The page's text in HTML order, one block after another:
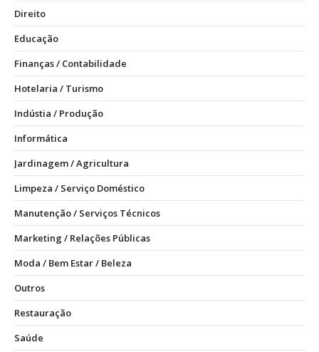
Direito
Educação
Finanças / Contabilidade
Hotelaria / Turismo
Indústia / Produção
Informática
Jardinagem / Agricultura
Limpeza / Serviço Doméstico
Manutenção / Serviços Técnicos
Marketing / Relações Públicas
Moda / Bem Estar / Beleza
Outros
Restauração
Saúde